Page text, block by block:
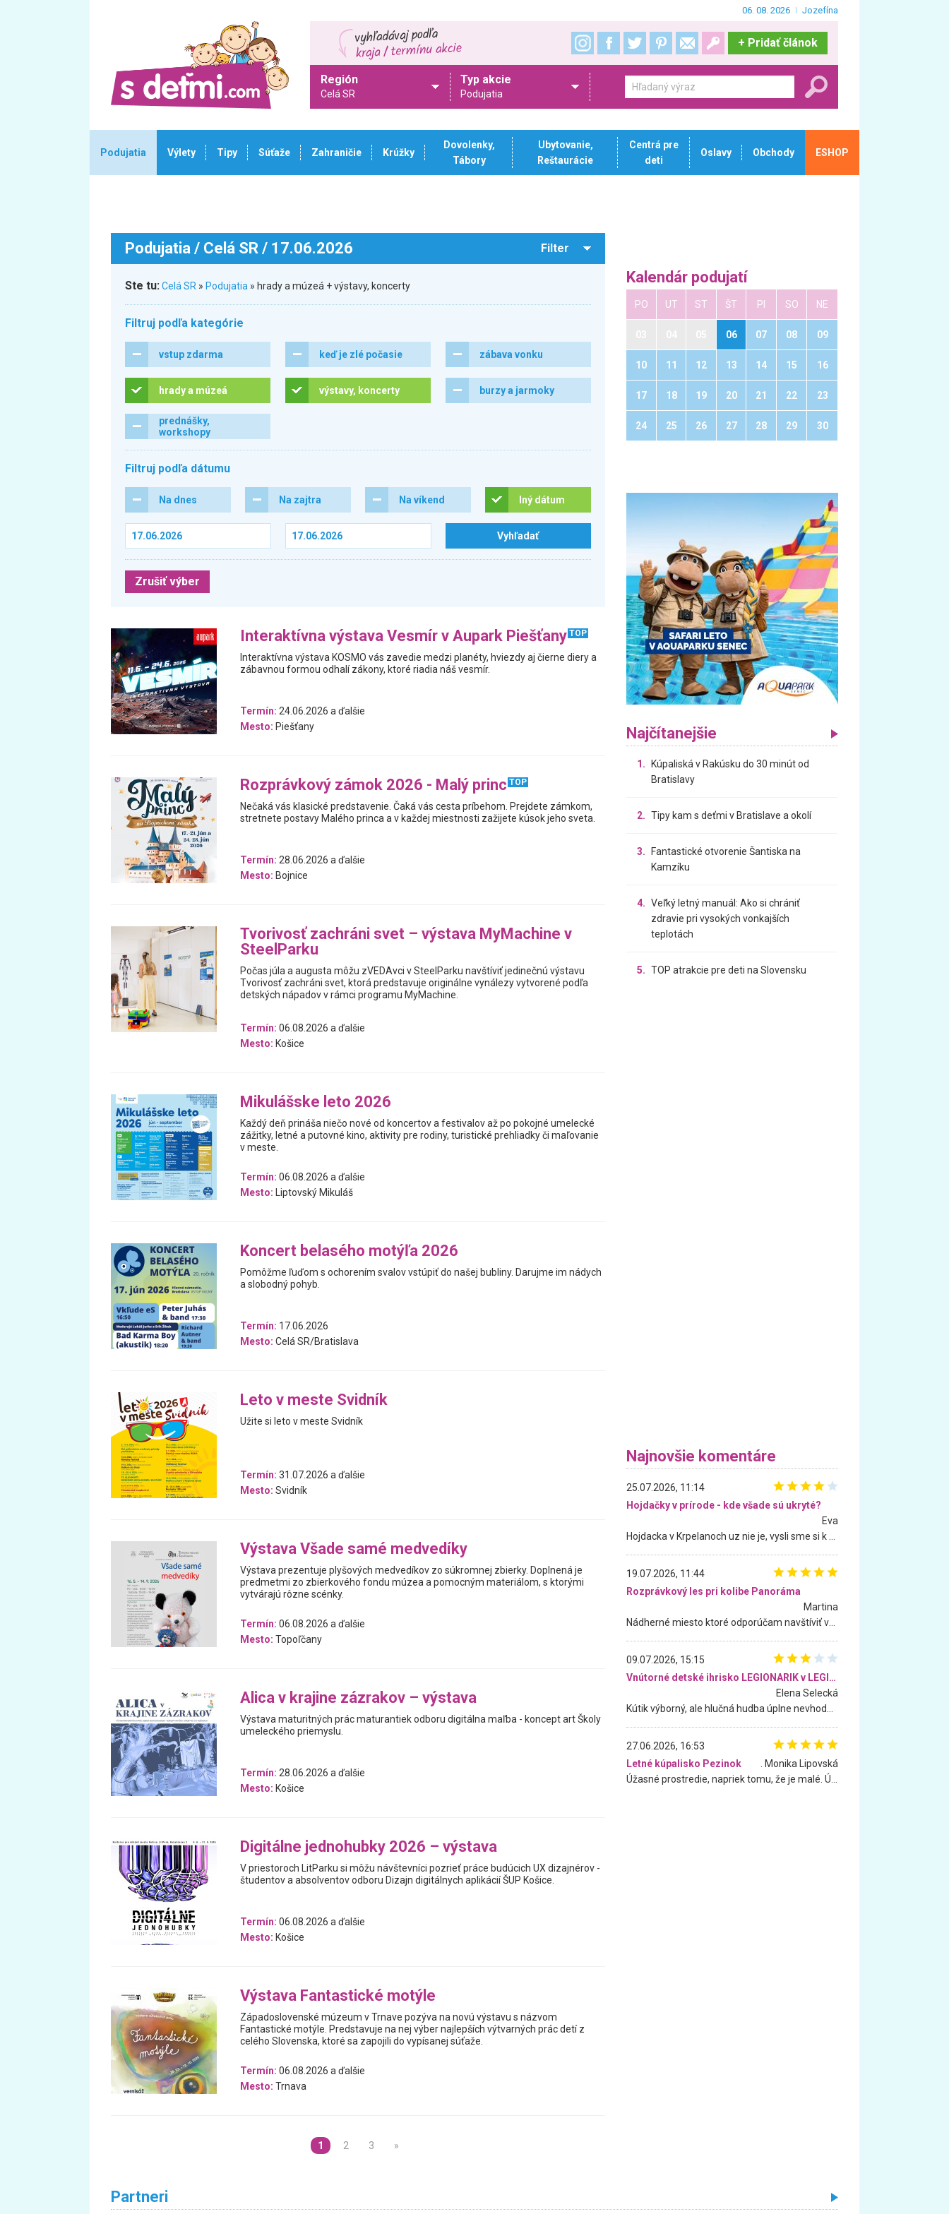
06. 08. 2026 Jozefína
+ Pridať článok
Región
Celá SR
Typ akcie
Podujatia
Podujatia Výlety Tipy Súťaže Zahraničie Krúžky
Dovolenky,
Tábory
Ubytovanie,
Reštaurácie
Centrá pre
deti
Oslavy Obchody ESHOP
Podujatia / Celá SR / 17.06.2026 Filter
Ste tu:Celá SR » Podujatia » hrady a múzeá + výstavy, koncerty
Filtruj podľa kategórie
vstup zdarma keď je zlé počasie zábava vonku
hrady a múzeá výstavy, koncerty burzy a jarmoky
prednášky,
workshopy
Filtruj podľa dátumu
Na dnes Na zajtra Na víkend Iný dátum
Zrušiť výber
Interaktívna výstava Vesmír v Aupark Piešťany TOP
Interaktívna výstava KOSMO vás zavedie medzi planéty, hviezdy aj čierne diery a
zábavnou formou odhalí zákony, ktoré riadia náš vesmír.
Termín: 24.06.2026 a ďalšie
Mesto: Piešťany
Rozprávkový zámok 2026 - Malý princ TOP
Nečaká vás klasické predstavenie. Čaká vás cesta príbehom. Prejdete zámkom,
stretnete postavy Malého princa a v každej miestnosti zažijete kúsok jeho sveta.
Termín: 28.06.2026 a ďalšie
Mesto: Bojnice
Tvorivosť zachráni svet – výstava MyMachine v
SteelParku
Počas júla a augusta môžu zVEDAvci v SteelParku navštíviť jedinečnú výstavu
Tvorivosť zachráni svet, ktorá predstavuje originálne vynálezy vytvorené podľa
detských nápadov v rámci programu MyMachine.
Termín: 06.08.2026 a ďalšie
Mesto: Košice
Mikulášske leto 2026
Každý deň prináša niečo nové od koncertov a festivalov až po pokojné umelecké
zážitky, letné a putovné kino, aktivity pre rodiny, turistické prehliadky či maľovanie
v meste.
Termín: 06.08.2026 a ďalšie
Mesto: Liptovský Mikuláš
Koncert belasého motýľa 2026
Pomôžme ľuďom s ochorením svalov vstúpiť do našej bubliny. Darujme im nádych
a slobodný pohyb.
Termín: 17.06.2026
Mesto: Celá SR/Bratislava
Leto v meste Svidník
Užite si leto v meste Svidník
Termín: 31.07.2026 a ďalšie
Mesto: Svidník
Výstava Všade samé medvedíky
Výstava prezentuje plyšových medvedíkov zo súkromnej zbierky. Doplnená je
predmetmi zo zbierkového fondu múzea a pomocným materiálom, s ktorými
vytvárajú rôzne scénky.
Termín: 06.08.2026 a ďalšie
Mesto: Topoľčany
Alica v krajine zázrakov – výstava
Výstava maturitných prác maturantiek odboru digitálna maľba - koncept art Školy
umeleckého priemyslu.
Termín: 28.06.2026 a ďalšie
Mesto: Košice
Digitálne jednohubky 2026 – výstava
V priestoroch LitParku si môžu návštevníci pozrieť práce budúcich UX dizajnérov -
študentov a absolventov odboru Dizajn digitálnych aplikácií ŠUP Košice.
Termín: 06.08.2026 a ďalšie
Mesto: Košice
Výstava Fantastické motýle
Západoslovenské múzeum v Trnave pozýva na novú výstavu s názvom
Fantastické motýle. Predstavuje na nej výber najlepších výtvarných prác detí z
celého Slovenska, ktoré sa zapojili do vypísanej súťaže.
Termín: 06.08.2026 a ďalšie
Mesto: Trnava
1 2 3 »
Kalendár podujatí
PO UT ST ŠT PI SO NE
06 07 08 09
10 11 12 13 14 15 16
17 18 19 20 21 22 23
24 25 26 27 28 29 30
Najčítanejšie
1.
Kúpaliská v Rakúsku do 30 minút od
Bratislavy
2. Tipy kam s deťmi v Bratislave a okolí
3.
Fantastické otvorenie Šantiska na
Kamzíku
4. Veľký letný manuál: Ako si chrániť
zdravie pri vysokých vonkajších
teplotách
5. TOP atrakcie pre deti na Slovensku
Najnovšie komentáre
25.07.2026, 11:14
Hojdačky v prírode - kde všade sú ukryté?
Eva
19.07.2026, 11:44
Rozprávkový les pri kolibe Panoráma
Martina
09.07.2026, 15:15
Vnútorné detské ihrisko LEGIONARIK v LEGIA Fitness
Elena Selecká
27.06.2026, 16:53
Letné kúpalisko Pezinok
. Monika Lipovská
Partneri